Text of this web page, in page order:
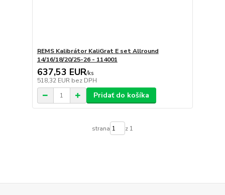
REMS Kalibrátor KaliGrat E set Allround
14/16/18/20/25-26 - 114001
637,53 EUR/ks
518,32 EUR bez DPH
Pridať do košíka
strana z 1